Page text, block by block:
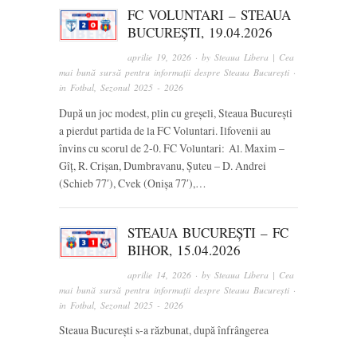
FC VOLUNTARI – STEAUA
BUCUREȘTI, 19.04.2026
aprilie 19, 2026 · bySteaua Libera | Cea
mai bună sursă pentru informații despre Steaua București ·
in Fotbal, Sezonul 2025 - 2026
După un joc modest, plin cu greșeli, Steaua București
a pierdut partida de la FC Voluntari. Ilfovenii au
învins cu scorul de 2-0. FC Voluntari: Al. Maxim –
Gîț, R. Crișan, Dumbravanu, Șuteu – D. Andrei
(Schieb 77′), Cvek (Onișa 77′),…
STEAUA BUCUREȘTI – FC
BIHOR, 15.04.2026
aprilie 14, 2026 · bySteaua Libera | Cea
mai bună sursă pentru informații despre Steaua București ·
in Fotbal Sezonul 2025 - 2026
Steaua București s-a răzbunat, după înfrângerea